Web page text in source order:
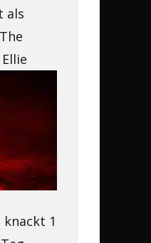
als
knackt 1